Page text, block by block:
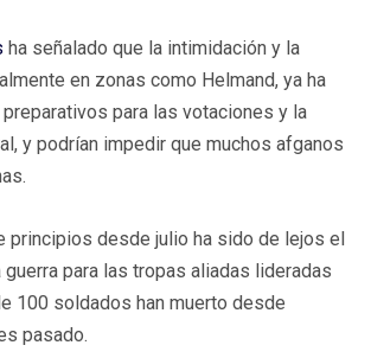
ha señalado que la intimidación y la
en zonas como Helmand, ya ha
para las votaciones y la
y podrían impedir que muchos afganos
principios desde julio ha sido de lejos el
para las tropas aliadas lideradas
100 soldados han muerto desde
pasado.